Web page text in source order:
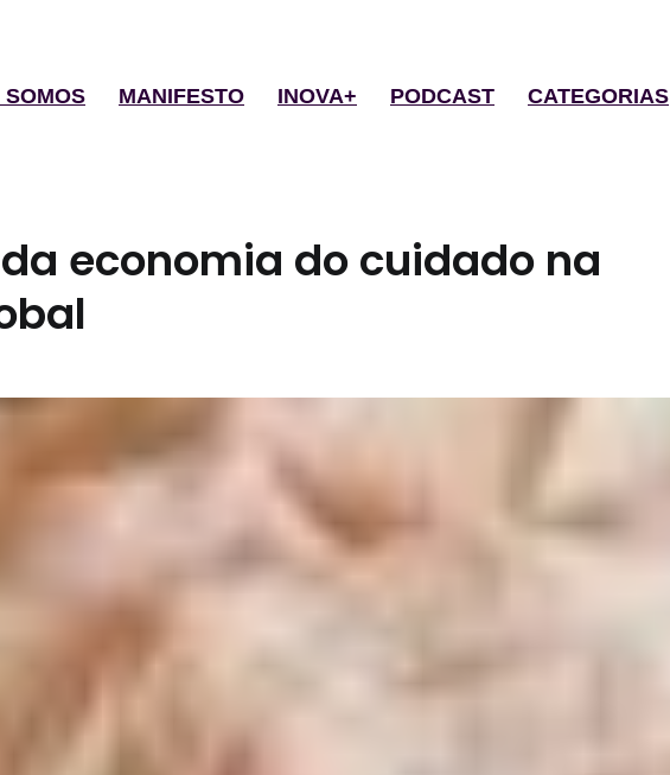
SOMOS MANIFESTO INOVA+ PODCAST CATEGORIAS
economia do cuidado na